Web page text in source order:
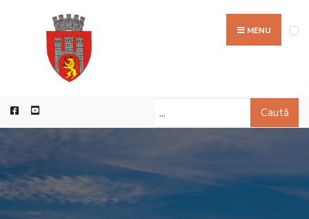
MENU
Caută